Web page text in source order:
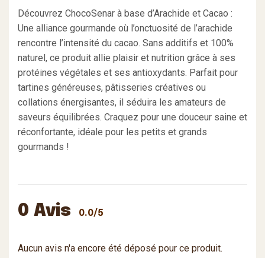
Découvrez ChocoSenar à base d’Arachide et Cacao :
Une alliance gourmande où l’onctuosité de l’arachide
rencontre l’intensité du cacao. Sans additifs et 100%
naturel, ce produit allie plaisir et nutrition grâce à ses
protéines végétales et ses antioxydants. Parfait pour
tartines généreuses, pâtisseries créatives ou
collations énergisantes, il séduira les amateurs de
saveurs équilibrées. Craquez pour une douceur saine et
réconfortante, idéale pour les petits et grands
gourmands !
0 Avis 0.0/5
Aucun avis n'a encore été déposé pour ce produit.